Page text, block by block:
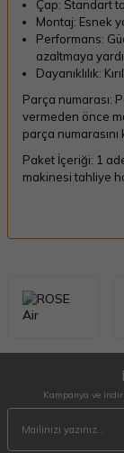
Çap: Standart
Montaj: Esnek
Performans:
azaltmaya
Dayanıklılık:
Parça numarası:
vermeden önce
parça
Paket İçeriği: 1
makinesi tahliye
Kampanya ve